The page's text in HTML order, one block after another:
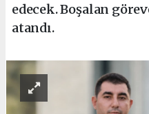
edecek. Boşalan
atandı.